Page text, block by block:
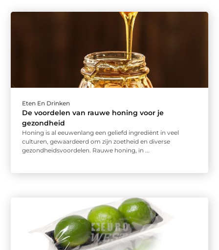
Eten En Drinken
De voordelen van rauwe honing voor je
gezondheid
Honing is al eeuwenlang een geliefd ingrediënt in veel
culturen, gewaardeerd om zijn zoetheid en diverse
gezondheidsvoordelen. Rauwe honing, in ...